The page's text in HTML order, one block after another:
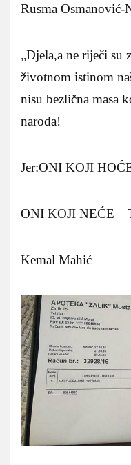
Rusma Osmanović-
„Djela,a ne riječi su
životnom istinom
nisu bezlična masa
naroda!
Jer:ONI KOJI
ONI KOJI
Kemal Mahić